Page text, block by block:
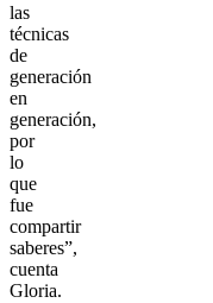
las
técnicas
de
generación
en
generación,
por
lo
que
fue
compartir
saberes”,
cuenta
Gloria.